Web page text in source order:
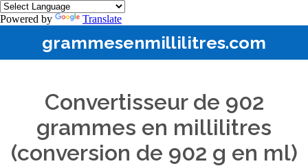
Powered by Translate
grammesenmillilitres.com
Convertisseur de 902
grammes en millilitres
(conversion de 902 g en ml)